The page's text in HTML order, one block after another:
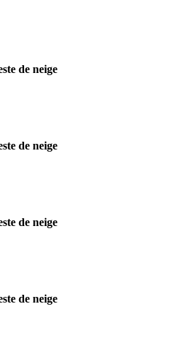
de neige
de neige
de neige
de neige